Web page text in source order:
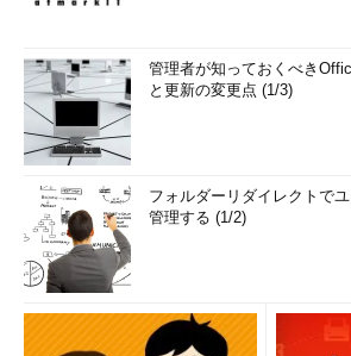
管理者が知っておくべき
と更新の変更点 (1/3)
フォルダーリダイレクトで
管理する (1/2)